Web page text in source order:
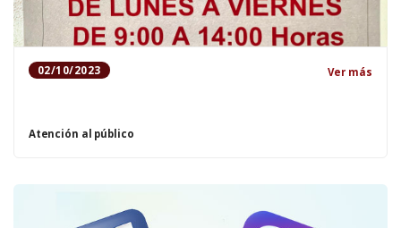
02/10/2023 Ver más
Atención al público